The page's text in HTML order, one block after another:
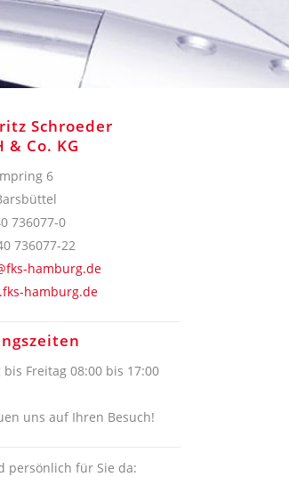
Schroeder
& Co. KG
6
736077-0
736077-22
hamburg.de
hamburg.de
bis Freitag 08:00 bis 17:00
uns auf Ihren Besuch!
persönlich für Sie da: